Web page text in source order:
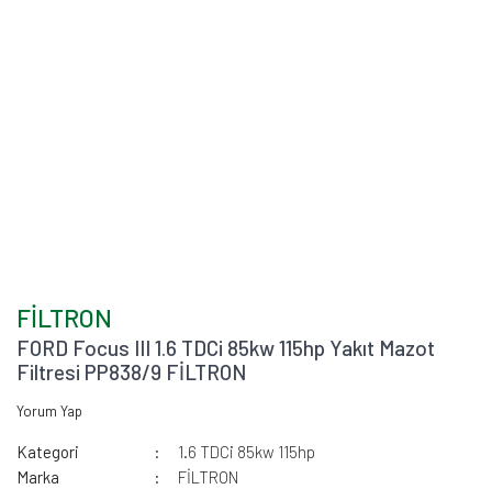
FİLTRON
FORD Focus III 1.6 TDCi 85kw 115hp Yakıt Mazot
Filtresi PP838/9 FİLTRON
Yorum Yap
Kategori
1.6 TDCi 85kw 115hp
Marka
FİLTRON